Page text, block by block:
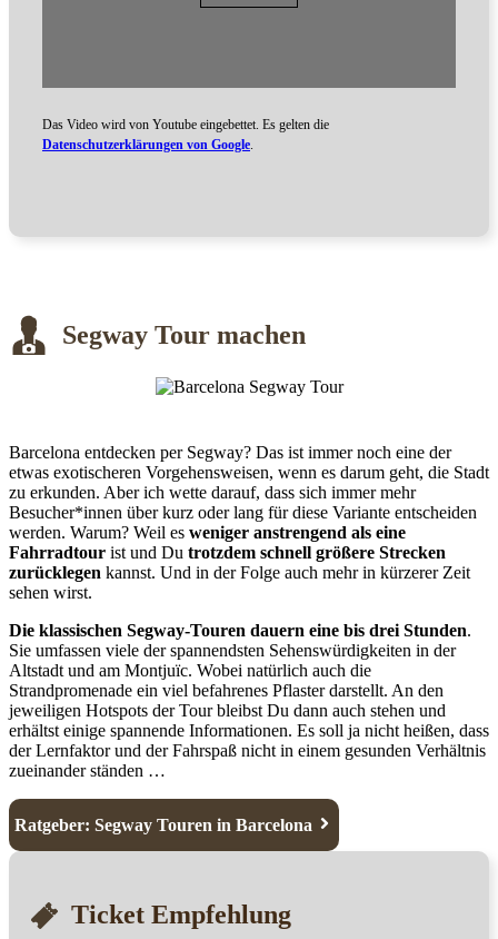
Das Video wird von Youtube eingebettet. Es gelten die
Datenschutzerklärungen von Google.
Segway Tour machen
Barcelona entdecken per Segway? Das ist immer noch eine der
etwas exotischeren Vorgehensweisen, wenn es darum geht, die Stadt
zu erkunden. Aber ich wette darauf, dass sich immer mehr
Besucher*innen über kurz oder lang für diese Variante entscheiden
werden. Warum? Weil es weniger anstrengend als eine
Fahrradtour ist und Du trotzdem schnell größere Strecken
zurücklegen kannst. Und in der Folge auch mehr in kürzerer Zeit
sehen wirst.
Die klassischen Segway-Touren dauern eine bis drei Stunden.
Sie umfassen viele der spannendsten Sehenswürdigkeiten in der
Altstadt und am Montjuïc. Wobei natürlich auch die
Strandpromenade ein viel befahrenes Pflaster darstellt. An den
jeweiligen Hotspots der Tour bleibst Du dann auch stehen und
erhältst einige spannende Informationen. Es soll ja nicht heißen, dass
der Lernfaktor und der Fahrspaß nicht in einem gesunden Verhältnis
zueinander ständen …
Ratgeber: Segway Touren in Barcelona
Ticket Empfehlung